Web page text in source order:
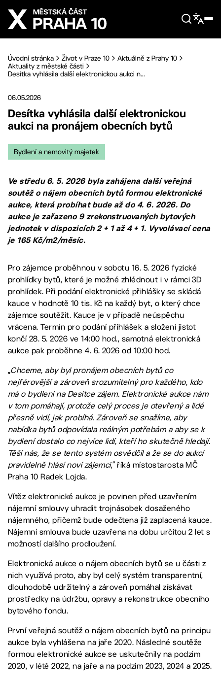
Přejít na hlavní obsah
Úvodní stránka Život v Praze 10
Aktuálně z Prahy 10
Aktuality z městské části
Desítka vyhlásila další elektronickou aukci n...
06.05.2026
Desítka vyhlásila další elektronickou
aukci na pronájem obecních bytů
Bydlení a nemovitý majetek
Ve středu 6. 5. 2026 byla zahájena další veřejná
soutěž o nájem obecních bytů formou elektronické
aukce, která probíhat bude až do 4. 6. 2026. Do
aukce je zařazeno 9 zrekonstruovaných bytových
jednotek v dispozicích 2 + 1 až 4 + 1. Vyvolávací cena
je 165 Kč/m2/měsíc.
Pro zájemce proběhnou v sobotu 16. 5. 2026 fyzické
prohlídky bytů, které je možné zhlédnout i v rámci 3D
prohlídek. Při podání elektronické přihlášky se skládá
kauce v hodnotě 10 tis. Kč na každý byt, o který chce
zájemce soutěžit. Kauce je v případě neúspěchu
vrácena. Termín pro podání přihlášek a složení jistot
končí 28. 5. 2026 ve 14:00 hod., samotná elektronická
aukce pak proběhne 4. 6. 2026 od 10:00 hod.
„Chceme, aby byl pronájem obecních bytů co
nejférovější a zároveň srozumitelný pro každého, kdo
má o bydlení na Desítce zájem. Elektronické aukce nám
v tom pomáhají, protože celý proces je otevřený a lidé
přesně vidí, jak probíhá. Zároveň se snažíme, aby
nabídka bytů odpovídala reálným potřebám a aby se k
bydlení dostalo co nejvíce lidí, kteří ho skutečně hledají.
Těší nás, že se tento systém osvědčil a že se do aukcí
pravidelně hlásí noví zájemci,“ říká místostarosta MČ
Praha 10 Radek Lojda.
Vítěz elektronické aukce je povinen před uzavřením
nájemní smlouvy uhradit trojnásobek dosaženého
nájemného, přičemž bude odečtena již zaplacená kauce.
Nájemní smlouva bude uzavřena na dobu určitou 2 let s
možností dalšího prodloužení.
Elektronická aukce o nájem obecních bytů se u části z
nich využívá proto, aby byl celý systém transparentní,
dlouhodobě udržitelný a zároveň pomáhal získávat
prostředky na údržbu, opravy a rekonstrukce obecního
bytového fondu.
První veřejná soutěž o nájem obecních bytů na principu
aukce byla vyhlášena na jaře 2020. Následné soutěže
formou elektronické aukce se uskutečnily na podzim
2020, v létě 2022, na jaře a na podzim 2023, 2024 a 2025.